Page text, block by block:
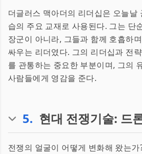
더글러스 맥아더의 리더십은 오늘날
습의 주요 교재로 사용된다. 그는 단
장군이 아니라, 그들과 함께 호흡하
싸우는 리더였다. 그의 리더십과 전
를 관통하는 중요한 부분이며, 그의
사람들에게 영감을 준다.
5. 현대 전쟁기술: 드
전쟁의 얼굴이 어떻게 변화해 왔는